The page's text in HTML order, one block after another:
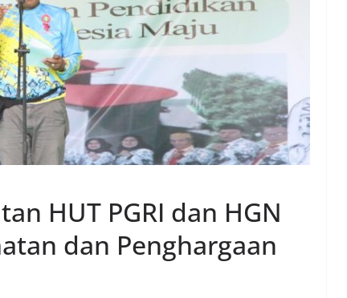
HUT PGRI dan HGN
dan Penghargaan